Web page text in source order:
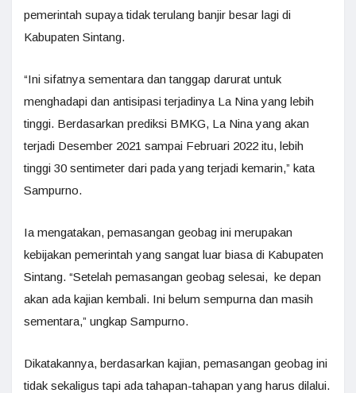
pemerintah supaya tidak terulang banjir besar lagi di
Kabupaten Sintang.
“Ini sifatnya sementara dan tanggap darurat untuk
menghadapi dan antisipasi terjadinya La Nina yang lebih
tinggi. Berdasarkan prediksi BMKG, La Nina yang akan
terjadi Desember 2021 sampai Februari 2022 itu, lebih
tinggi 30 sentimeter dari pada yang terjadi kemarin,” kata
Sampurno.
Ia mengatakan, pemasangan geobag ini merupakan
kebijakan pemerintah yang sangat luar biasa di Kabupaten
Sintang. “Setelah pemasangan geobag selesai, ke depan
akan ada kajian kembali. Ini belum sempurna dan masih
sementara,” ungkap Sampurno.
Dikatakannya, berdasarkan kajian, pemasangan geobag ini
tidak sekaligus tapi ada tahapan-tahapan yang harus dilalui.